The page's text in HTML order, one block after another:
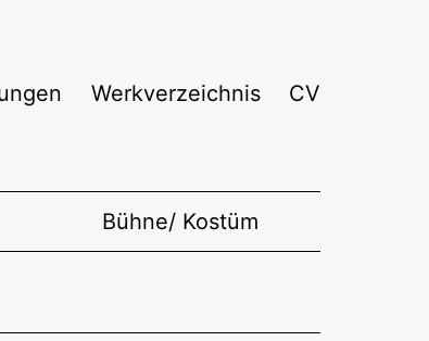
Werkverzeichnis CV
Bühne/ Kostüm